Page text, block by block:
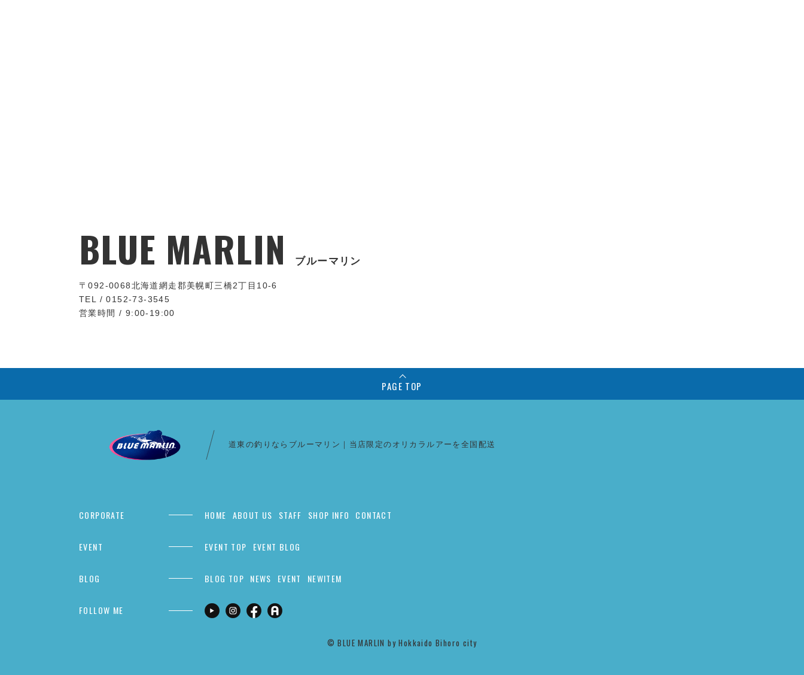
BLUE MARLIN ブルーマリン
〒092-0068北海道網走郡美幌町三橋2丁目10-6
TEL / 0152-73-3545
営業時間 / 9:00-19:00
PAGE TOP
道東の釣りならブルーマリン｜当店限定のオリカラルアーを全国配送
CORPORATE HOME ABOUT US STAFF SHOP INFO CONTACT
EVENT EVENT TOP EVENT BLOG
BLOG BLOG TOP NEWS EVENT NEWITEM
FOLLOW ME
©︎ BLUE MARLIN by Hokkaido Bihoro city